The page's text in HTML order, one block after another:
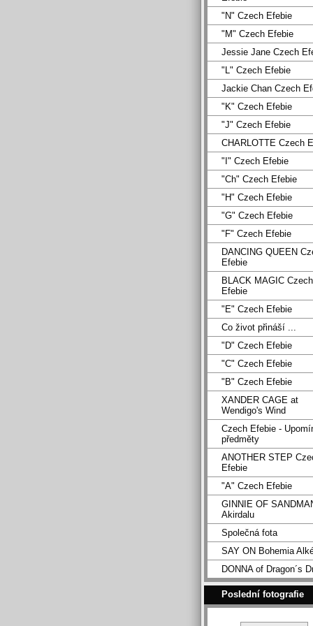
"N" Czech Efebie
"M" Czech Efebie
Jessie Jane Czech
"L" Czech Efebie
Jackie Chan Czech
"K" Czech Efebie
"J" Czech Efebie
CHARLOTTE Czech
"I" Czech Efebie
"Ch" Czech Efebie
"H" Czech Efebie
"G" Czech Efebie
"F" Czech Efebie
DANCING QUEEN
Efebie
BLACK MAGIC Czech
Efebie
"E" Czech Efebie
Co život přináší ...
"D" Czech Efebie
"C" Czech Efebie
"B" Czech Efebie
XANDER CAGE at
Wendigo's Wind
Czech Efebie -
předměty
ANOTHER STEP
Efebie
"A" Czech Efebie
GINNIE OF
Akirdalu
Společná fota
SAY ON Bohemia
DONNA of Dragon´s
Poslední fotografie